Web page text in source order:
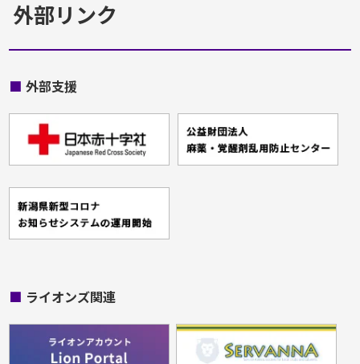
外部リンク
■ 外部支援
■ ライオンズ関連